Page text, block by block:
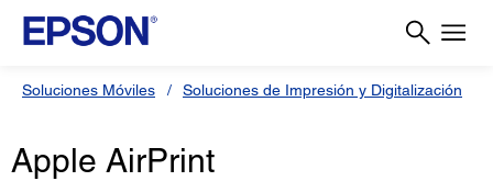
Soluciones Móviles Soluciones de Impresión y Digitalización
Apple AirPrint